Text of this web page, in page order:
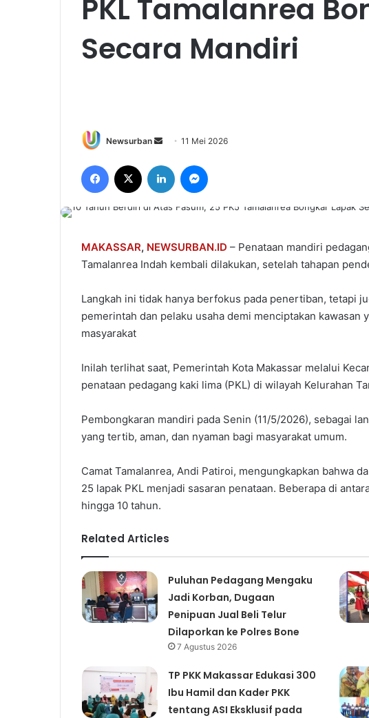
PKL Tamalanrea
Secara Mandiri
Newsurban
Send
email
11 Mei 2026
Facebook LinkedIn
MAKASSAR, NEWSURBAN.ID – Penataan mandiri
Tamalanrea Indah kembali dilakukan, setelah tahapan
Langkah ini tidak hanya berfokus pada penertiban, tetapi
pemerintah dan pelaku usaha demi menciptakan kawasan
masyarakat
Inilah terlihat saat, Pemerintah Kota Makassar melalui
penataan pedagang kaki lima (PKL) di wilayah Kelurahan
Pembongkaran mandiri pada Senin (11/5/2026), sebagai
yang tertib, aman, dan nyaman bagi masyarakat umum.
Camat Tamalanrea, Andi Patiroi, mengungkapkan bahwa
25 lapak PKL menjadi sasaran penataan. Beberapa di
hingga 10 tahun.
Related Articles
Puluhan Pedagang Mengaku
Jadi Korban, Dugaan
Penipuan Jual Beli Telur
Dilaporkan ke Polres Bone
7 Agustus 2026
TP PKK Makassar Edukasi 300
Ibu Hamil dan Kader PKK
tentang ASI Eksklusif pada